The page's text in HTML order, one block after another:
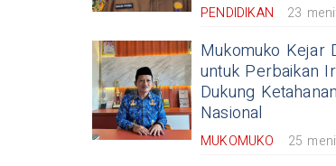
PENDIDIKAN 23
Mukomuko Kejar
untuk Perbaikan
Dukung
Nasional
MUKOMUKO 25